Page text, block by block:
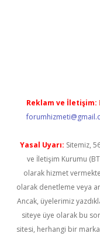
Reklam ve İletişim:
Yasal Uyarı: Sitemiz,
ve İletişim Kurumu
olarak hizmet
olarak denetleme veya
Ancak, üyelerimiz
siteye üye olarak bu
sitesi, herhangi bir